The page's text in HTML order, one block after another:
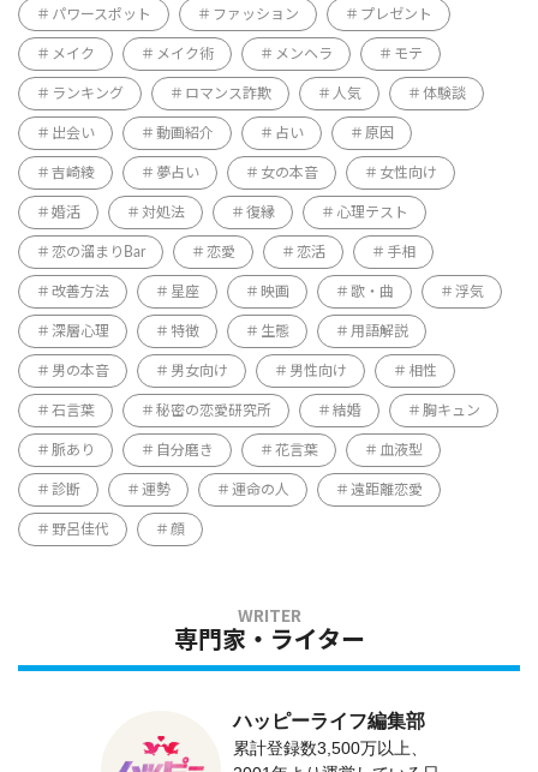
パワースポット ファッション プレゼント
メイク メイク術 メンヘラ モテ
ランキング ロマンス詐欺 人気 体験談
出会い 動画紹介 占い 原因
吉崎綾 夢占い 女の本音 女性向け
婚活 対処法 復縁 心理テスト
恋の溜まりBar 恋愛 恋活 手相
改善方法 星座 映画 歌・曲 浮気
深層心理 特徴 生態 用語解説
男の本音 男女向け 男性向け 相性
石言葉 秘密の恋愛研究所 結婚 胸キュン
脈あり 自分磨き 花言葉 血液型
診断 運勢 運命の人 遠距離恋愛
野呂佳代 顔
専門家・ライター
ハッピーライフ編集部
累計登録数3,500万以上、